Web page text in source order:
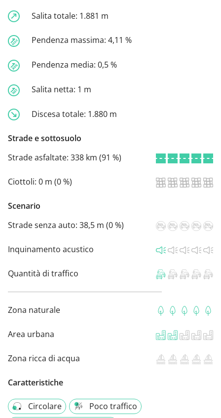
Salita totale: 1.881 m
Pendenza massima: 4,11 %
Pendenza media: 0,5 %
Salita netta: 1 m
Discesa totale: 1.880 m
Strade e sottosuolo
Strade asfaltate: 338 km (91 %)
Ciottoli: 0 m (0 %)
Scenario
Strade senza auto: 38,5 m (0 %)
Inquinamento acustico
Quantità di traffico
Zona naturale
Area urbana
Zona ricca di acqua
Caratteristiche
Circolare Poco traffico